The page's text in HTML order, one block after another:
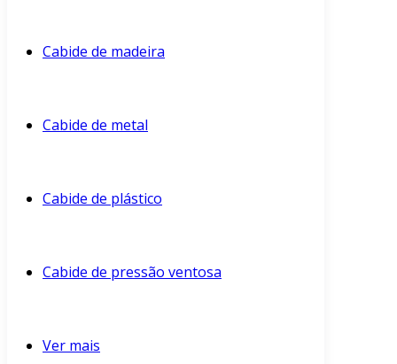
Cabide de madeira
Cabide de metal
Cabide de plástico
Cabide de pressão ventosa
Ver mais